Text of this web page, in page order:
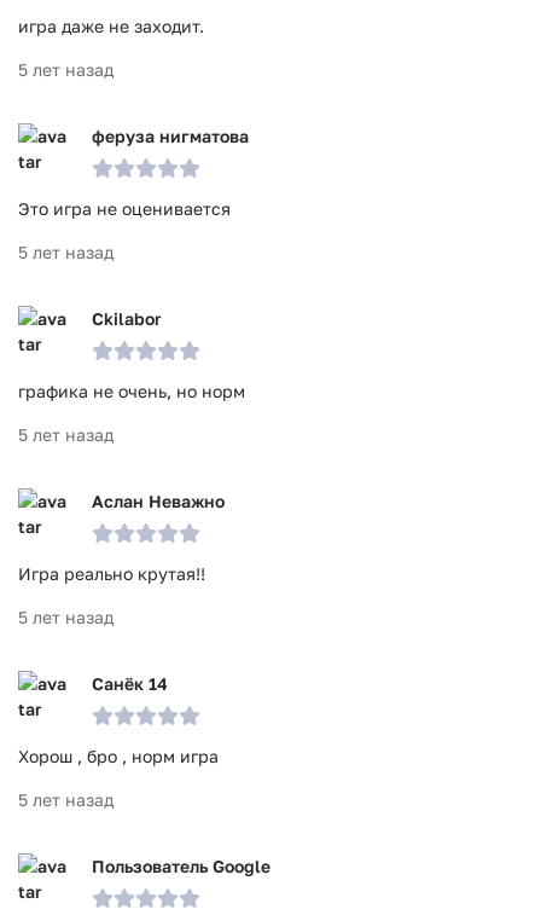
игра даже не заходит.
5 лет назад
феруза нигматова
Это игра не оценивается
5 лет назад
Ckilabor
графика не очень, но норм
5 лет назад
Аслан Неважно
Игра реально крутая!!
5 лет назад
Санёк 14
Хорош , бро , норм игра
5 лет назад
Пользователь Google